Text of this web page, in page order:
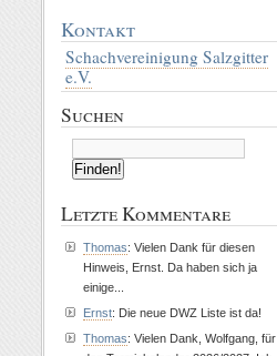
Kontakt
Schachvereinigung Salzgitter
e.V.
Suchen
Letzte Kommentare
Thomas: Vielen Dank für diesen
Hinweis, Ernst. Da haben sich ja
einige...
Ernst: Die neue DWZ Liste ist da!
Thomas: Vielen Dank, Wolfgang, für